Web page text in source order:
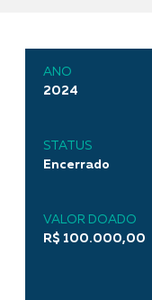
ANO
2024
STATUS
Encerrado
VALOR DOADO
R$ 100.000,00